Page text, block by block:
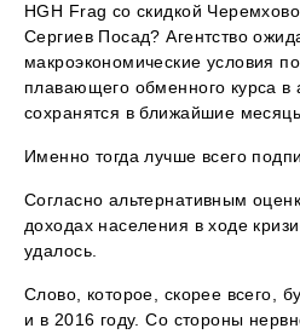
HGH Frag со скидкой
Сергиев Посад? Агентство
макроэкономические условия
плавающего обменного курса в
сохранятся в ближайшие
Именно тогда лучше всего
Согласно альтернативным
доходах населения в ходе
удалось.
Слово, которое, скорее всего,
и в 2016 году. Со стороны